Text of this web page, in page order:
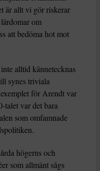
är allt vi gör riskerar
om
att bedöma hot mot
alltid kännetecknas
synes triviala
för Arendt var
talet var det bara
som omfamnade
högerns och
som allmänt sågs